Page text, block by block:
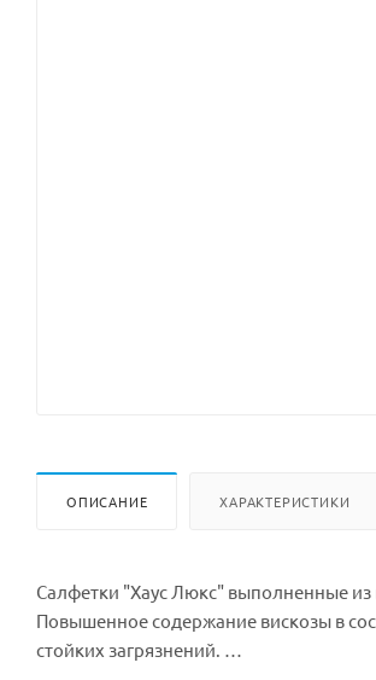
ОПИСАНИЕ ХАРАКТЕРИСТИКИ
Салфетки "Хаус Люкс" выполненные
Повышенное содержание вискозы в
стойких загрязнений.